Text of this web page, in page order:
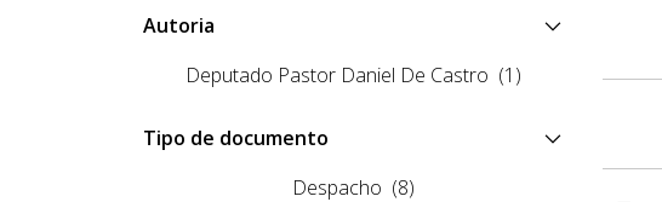
Autoria
Deputado Pastor Daniel De Castro (1)
Tipo de documento
Despacho (8)